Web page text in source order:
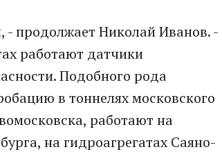
- продолжает Николай Иванов. -
работают датчики
Подобного рода
в тоннелях московского
работают на
на гидроагрегатах Саяно-